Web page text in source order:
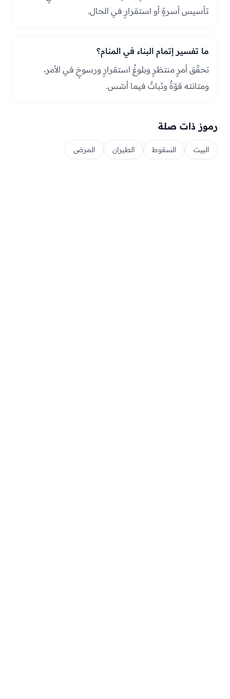
تأسيس أسرةٍ أو استقرارٍ في الحال.
ما تفسير إتمام البناء في المنام؟
تحقّق أمرٍ منتظرٍ وبلوغُ استقرارٍ ورسوخٍ في الأمر،
ومتانته قوّةٌ وثباتٌ فيما أسّس.
رموز ذات صلة
البيت السقوط الطيران المرض